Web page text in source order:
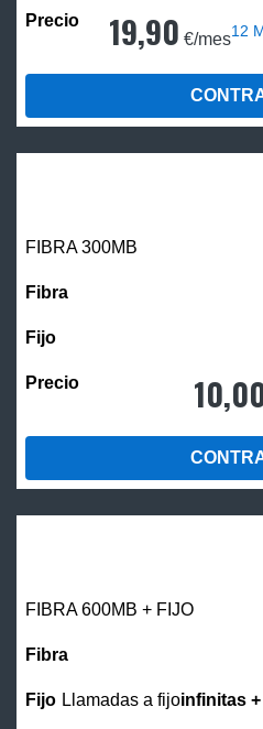
19,90 €/mes12
FIBRA 300MB
FIBRA 600MB + FIJO
Llamadas a fijoinfinitas